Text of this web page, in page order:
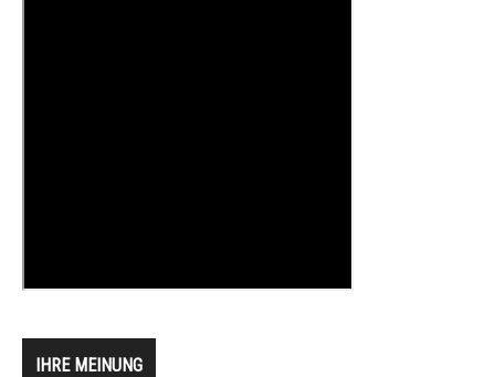
IHRE MEINUNG